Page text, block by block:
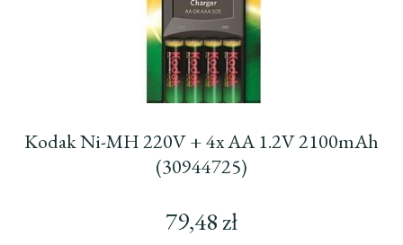
Kodak Ni-MH 220V + 4x AA 1.2V 2100mAh
(30944725)
79,48zł